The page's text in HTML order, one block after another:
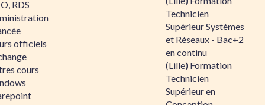
RDS
officiels
cours
Technicien
Supérieur Systèmes
et Réseaux - Bac+2
en continu
(Lille) Formation
Technicien
Supérieur en